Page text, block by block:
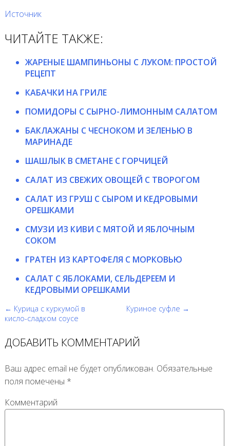
Источник
ЧИТАЙТЕ ТАКЖЕ:
ЖАРЕНЫЕ ШАМПИНЬОНЫ С ЛУКОМ: ПРОСТОЙ
РЕЦЕПТ
КАБАЧКИ НА ГРИЛЕ
ПОМИДОРЫ С СЫРНО-ЛИМОННЫМ САЛАТОМ
БАКЛАЖАНЫ С ЧЕСНОКОМ И ЗЕЛЕНЬЮ В
МАРИНАДЕ
ШАШЛЫК В СМЕТАНЕ С ГОРЧИЦЕЙ
САЛАТ ИЗ СВЕЖИХ ОВОЩЕЙ С ТВОРОГОМ
САЛАТ ИЗ ГРУШ С СЫРОМ И КЕДРОВЫМИ
ОРЕШКАМИ
СМУЗИ ИЗ КИВИ С МЯТОЙ И ЯБЛОЧНЫМ
СОКОМ
ГРАТЕН ИЗ КАРТОФЕЛЯ С МОРКОВЬЮ
САЛАТ С ЯБЛОКАМИ, СЕЛЬДЕРЕЕМ И
КЕДРОВЫМИ ОРЕШКАМИ
← Курица с куркумой в
кисло-сладком соусе
Куриное суфле →
ДОБАВИТЬ КОММЕНТАРИЙ
Ваш адрес email не будет опубликован. Обязательные
поля помечены *
Комментарий